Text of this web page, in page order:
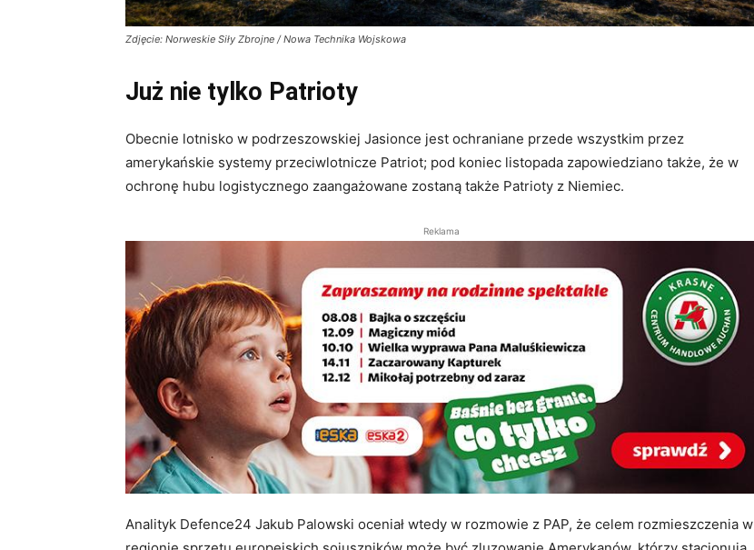
Zdjęcie: Norweskie Siły Zbrojne / Nowa Technika Wojskowa
Już nie tylko Patrioty
Obecnie lotnisko w podrzeszowskiej Jasionce jest ochraniane przede wszystkim przez
amerykańskie systemy przeciwlotnicze Patriot; pod koniec listopada zapowiedziano także, że w
ochronę hubu logistycznego zaangażowane zostaną także Patrioty z Niemiec.
Reklama
Analityk Defence24 Jakub Palowski oceniał wtedy w rozmowie z PAP, że celem rozmieszczenia w